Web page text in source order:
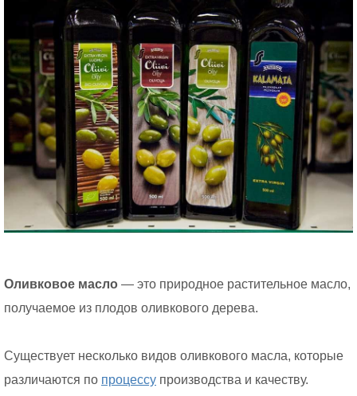
Оливковое масло — это природное растительное масло,
получаемое из плодов оливкового дерева.
Существует несколько видов оливкового масла, которые
различаются по процессу производства и качеству.